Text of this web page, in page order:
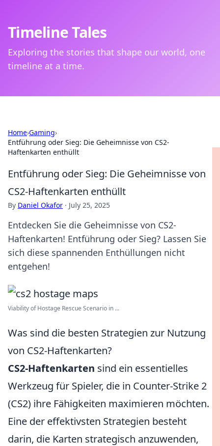
Timeline Tales
Exploring the stories that shape our world, one
timeline at a time.
Home›Gaming›
Entführung oder Sieg: Die Geheimnisse von CS2-
Haftenkarten enthüllt
Entführung oder Sieg: Die Geheimnisse von
CS2-Haftenkarten enthüllt
By Daniel Okafor · July 25, 2025
Entdecken Sie die Geheimnisse von CS2-
Haftenkarten! Entführung oder Sieg? Lassen Sie
sich diese spannenden Enthüllungen nicht
entgehen!
Viability of Hostage Rescue Scenario in ...
Was sind die besten Strategien zur Nutzung
von CS2-Haftenkarten?
CS2-Haftenkarten sind ein essentielles
Werkzeug für Spieler, die in Counter-Strike 2
(CS2) ihre Fähigkeiten maximieren möchten.
Eine der effektivsten Strategien besteht
darin, die Karten strategisch anzuwenden,